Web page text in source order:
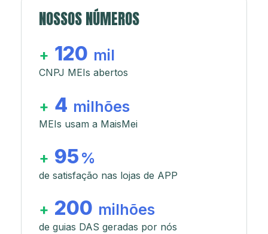
NOSSOS NÚMEROS
+ 120 mil
CNPJ MEIs abertos
+ 4 milhões
MEIs usam a MaisMei
+ 95 %
de satisfação nas lojas de APP
+ 200 milhões
de guias DAS geradas por nós